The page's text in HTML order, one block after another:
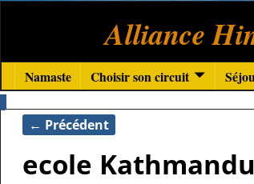
Alliance
Namaste Choisir son circuit
Navigation des images
← Précédent
ecole